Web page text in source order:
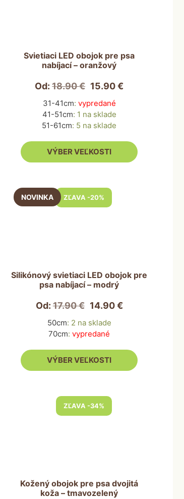
Svietiaci LED obojok pre psa
nabíjací – oranžový
Od:18.90€ 15.90€
31-41cm: vypredané
41-51cm: 1 na sklade
51-61cm: 5 na sklade
VÝBER VEĽKOSTI
môžete
stránke
produktu.
ZĽAVA -20%
Silikónový svietiaci LED obojok pre
psa nabíjací – modrý
Od:17.90€ 14.90€
50cm: 2 na sklade
70cm:vypredané
VÝBER VEĽKOSTI
Tento
produkt
môžete
stránke
ZĽAVA -34%
Kožený obojok pre psa dvojitá
koža – tmavozelený
môžete